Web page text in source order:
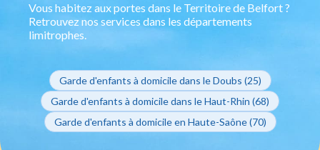
Vous habitez aux portes dans le Territoire de Belfort ?
Retrouvez nos services dans les départements
limitrophes.
Garde d'enfants à domicile dans le Doubs (25)
Garde d'enfants à domicile dans le Haut-Rhin (68)
Garde d'enfants à domicile en Haute-Saône (70)